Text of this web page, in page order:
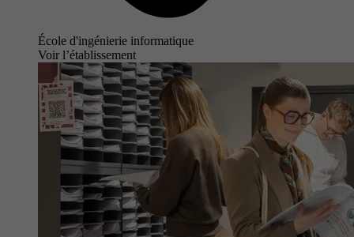
École d'ingénierie informatique
Voir l’établissement